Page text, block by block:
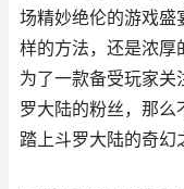
场精妙绝伦的游戏盛
样的方法，还是浓厚
为了一款备受玩家关
罗大陆的粉丝，那
踏上斗罗大陆的奇幻